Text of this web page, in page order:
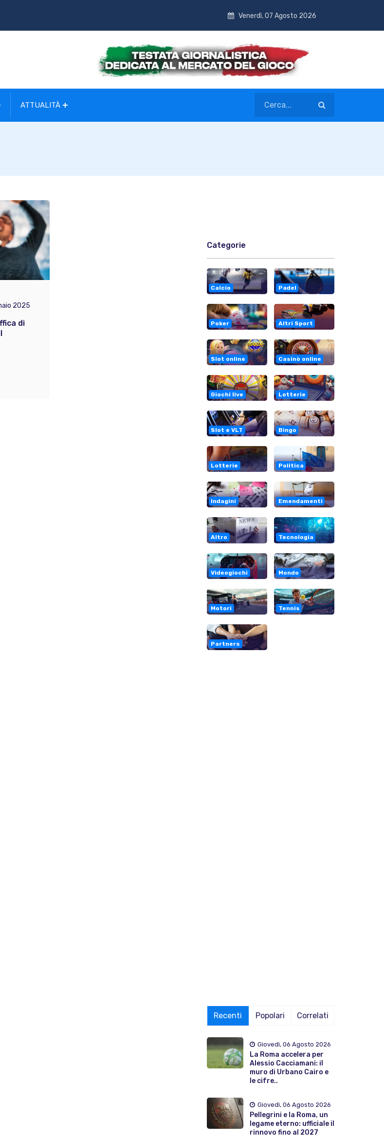
Venerdì, 07 Agosto 2026
ATTUALITÀ
2025
di
Categorie
Calcio Padel
Poker Altri Sport
Slot online Casinò online
Giochi live Lotterie
Slot e VLT Bingo
Lotterie Politica
Indagini Emendamenti
Altro Tecnologia
Videogiochi Mondo
Motori Tennis
Partners
Recenti Popolari Correlati
Giovedì, 06 Agosto 2026
La Roma accelera per
Alessio Cacciamani: il
muro di Urbano Cairo e
le cifre..
Giovedì, 06 Agosto 2026
Pellegrini e la Roma, un
legame eterno: ufficiale il
rinnovo fino al 2027